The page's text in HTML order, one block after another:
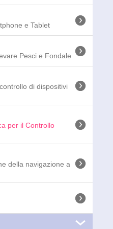
70 Nodi
Prezzi IVA
delle attività in
e Navigazione
FM e CB
e Tablet
Pesci e Fondale
di dispositivi
per il Controllo
della navigazione a